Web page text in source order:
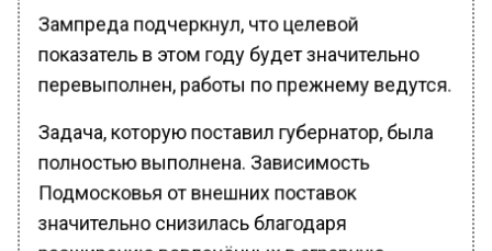
Зампреда подчеркнул, что целевой
показатель в этом году будет значительно
перевыполнен, работы по прежнему ведутся.
Задача, которую поставил губернатор, была
полностью выполнена. Зависимость
Подмосковья от внешних поставок
значительно снизилась благодаря